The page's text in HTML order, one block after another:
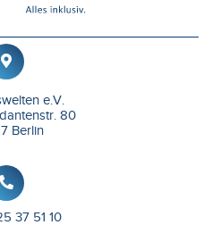
e.V.
80
Berlin
37 51 10